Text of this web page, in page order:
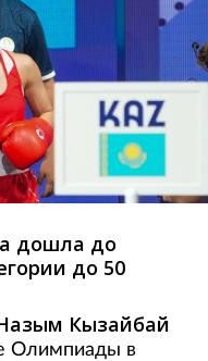
дошла до
до 50
Кызайбай
Олимпиады в